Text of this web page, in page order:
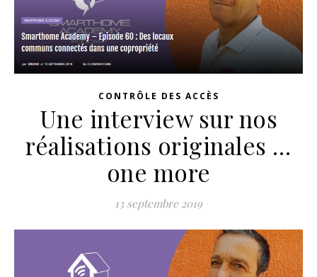
CONTRÔLE DES ACCÈS
Une interview sur nos
réalisations originales …
one more
13 septembre 2019